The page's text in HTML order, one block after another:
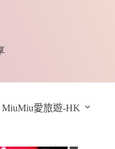
MiuMiu愛旅遊-HK